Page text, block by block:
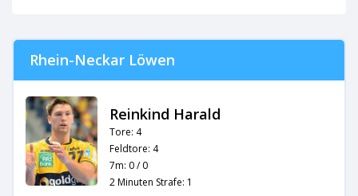
Rhein-Neckar Löwen
Reinkind Harald
Tore: 4
Feldtore: 4
7m: 0 / 0
2 Minuten Strafe: 1